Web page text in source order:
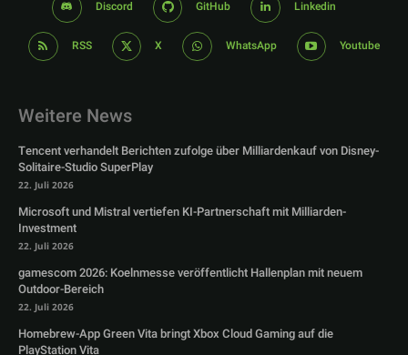
Discord GitHub Linkedin
RSS X WhatsApp Youtube
Weitere News
Tencent verhandelt Berichten zufolge über Milliardenkauf von Disney-
Solitaire-Studio SuperPlay
22. Juli 2026
Microsoft und Mistral vertiefen KI-Partnerschaft mit Milliarden-
Investment
22. Juli 2026
gamescom 2026: Koelnmesse veröffentlicht Hallenplan mit neuem
Outdoor-Bereich
22. Juli 2026
Homebrew-App Green Vita bringt Xbox Cloud Gaming auf die
PlayStation Vita